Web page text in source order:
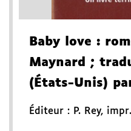
Baby love :
Maynard
;
(États-Unis)
Éditeur : P. Rey,